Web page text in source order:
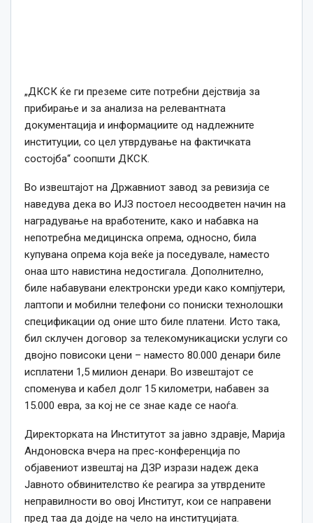
„ДКСК ќе ги преземе сите потребни дејствија за
прибирање и за анализа на релевантната
документација и информациите од надлежните
институции, со цел утврдување на фактичката
состојба“ соопшти ДКСК.
Во извештајот на Државниот завод за ревизија се
наведува дека во ИЈЗ постоел несоодветен начин на
наградување на вработените, како и набавка на
непотребна медицинска опрема, односно, била
купувана опрема која веќе ја поседувале, наместо
онаа што навистина недостигала. Дополнително,
биле набавувани електронски уреди како компјутери,
лаптопи и мобилни телефони со пониски технолошки
спецификации од оние што биле платени. Исто така,
бил склучен договор за телекомуникациски услуги со
двојно повисоки цени – наместо 80.000 денари биле
исплатени 1,5 милион денари. Во извештајот се
споменува и кабел долг 15 километри, набавен за
15.000 евра, за кој не се знае каде се наоѓа.
Директорката на Институтот за јавно здравје, Марија
Андоновска вчера на прес-конференција по
објавениот извештај на ДЗР изрази надеж дека
Јавното обвинителство ќе реагира за утврдените
неправилности во овој Институт, кои се направени
пред таа да дојде на чело на институцијата.